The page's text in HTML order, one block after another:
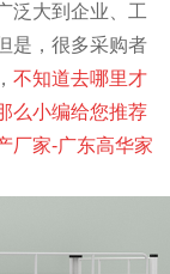
泛大到企业、工
是，很多采购者
不知道去哪里才
么小编给您推荐
厂家-广东高华家